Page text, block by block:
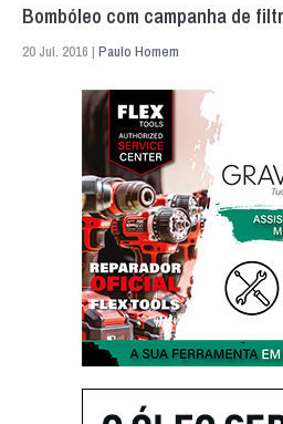
Bombóleo com campanha de
20 Jul. 2016 | Paulo Homem